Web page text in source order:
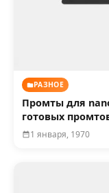
РАЗНОЕ
Промты для
готовых
1 января, 1970